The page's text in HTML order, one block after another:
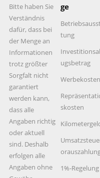
Bitte haben Sie
Verständnis
dafür, dass bei
der Menge an
Informationen
trotz größter
Sorgfalt nicht
garantiert
werden kann,
dass alle
Angaben richtig
oder aktuell
sind. Deshalb
erfolgen alle
Angaben ohne
ge
tung
ugsbetrag
Werbekosten
skosten
1%-Regelung